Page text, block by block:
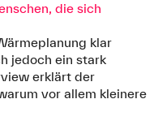
die sich
klar
jedoch ein stark
erklärt der
vor allem kleinere